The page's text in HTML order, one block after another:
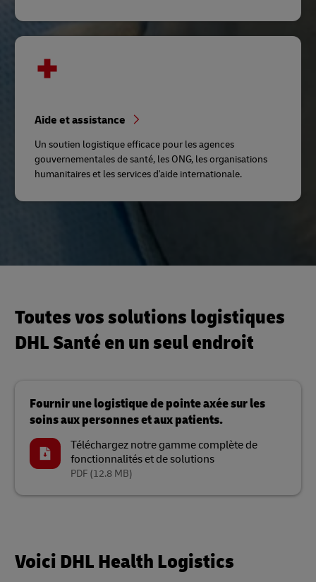
Aide et assistance
Un soutien logistique efficace pour les agences
gouvernementales de santé, les ONG, les organisations
humanitaires et les services d'aide internationale.
Toutes vos solutions logistiques
DHL Santé en un seul endroit
Fournir une logistique de pointe axée sur les
soins aux personnes et aux patients.
Téléchargez notre gamme complète de
fonctionnalités et de solutions
PDF (12.8 MB)
Voici DHL Health Logistics